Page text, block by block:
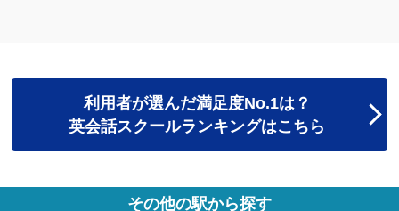
利用者が選んだ満足度No.1は？
英会話スクールランキングはこちら
その他の駅から探す